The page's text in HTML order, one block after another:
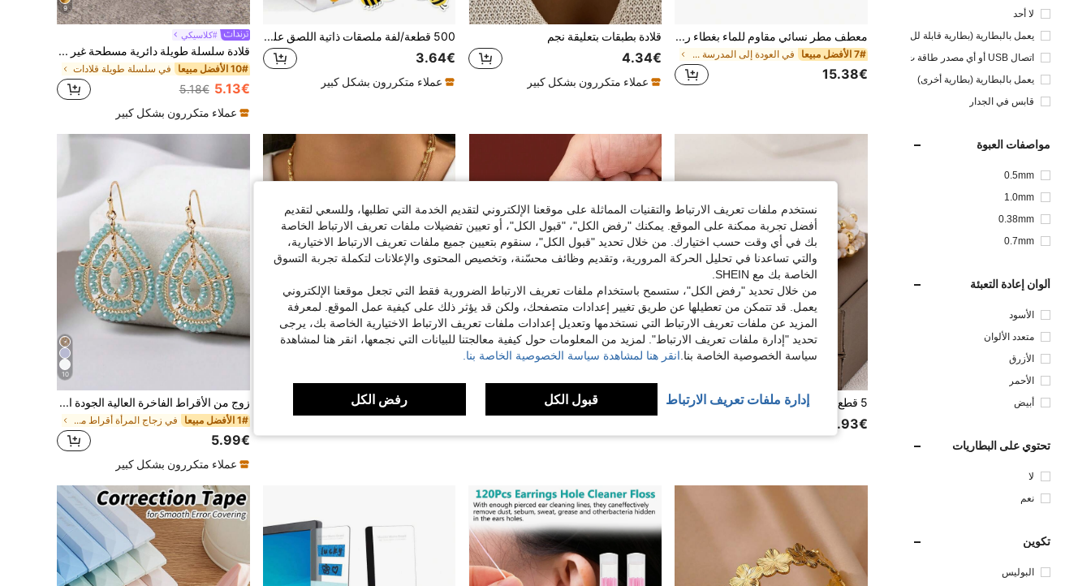
لا أحد
يعمل بالبطارية (بطارية قابلة لل
شحن)
اتصال USB أو أي مصدر طاقة ت
يار مستمر آخر
يعمل بالبطارية (بطارية أخرى)
قابس في الجدار
مواصفات العبوة
0.5mm
1.0mm
0.38mm
0.7mm
ألوان إعادة التعبئة
الأسود
متعدد الألوان
الأزرق
الأحمر
أبيض
تحتوي على البطاريات
لا
نعم
تكوين
البوليس
معطف مطر نسائي مقاوم للماء بغطاء رأس - بنمط مربعات ، ملابس رياضية مع جيوب وإغلاق سحاب عازل ، هدايا يوم الصديقات ، كلب صغير ، كرنفال ، ديكورات الحفلات ، اختيارات الربيع والصيف ، هدايا وصيفات العروس ، غرفة ، شاطئ ، سفر ، للرجال ، للنساء ، هدية عيد الأم ، حديقة ، صيف ، شاطئ ، لين ، تخرج ، تهنئة الخريج ، أدوات محمولة ، أساسيات الصيف ، محمول للصيف
7# الأفضل مبيعا في العودة إلى المدرسة ملابس المطر
15.38€
قلادة بطبقات بتعليقة نجم
4.34€
عملاء متكررون بشكل كبير
500 قطعة/لفة ملصقات ذاتية اللصق على شكل نحلة كرتونية، نحلة صغيرة مجتهدة لمكافأة المعلم، تحفيز المدرسة، لفة ملصقات كرتونية DIY، ملصقات PVC مقاومة للماء، لوازم مدرسية، العودة إلى المدرسة
3.64€
عملاء متكررون بشكل كبير
9
#كلاسيكي
قلادة سلسلة طويلة دائرية مسطحة غير متماثلة من 7 طبقات من السبائك عصرية بسيطة قطعة واحدة للنساء
10# الأفضل مبيعا في سلسلة طويلة قلادات
5.13€
5.18€
عملاء متكررون بشكل كبير
5 قطع من أساور شاشات إلكترونية ذات تصميم بوهيمي أنيق وضفائر مصنوعة من الخرز الزجاجي للنساء (العد اليدوي للخرز والحجم والوضع عشوائي)
4.93€
10
زوج من الأقراط الفاخرة العالية الجودة المصنوعة يدويًا بالخرز المنسوج بشكل قطرة الدمع ودائري باللون الرمادي والأسود والأخضر والوردي والأبيض والبرتقالي والبنفسجي والشمبانيا، بطراز بوهيمي مناسب للاستخدام اليومي والعطلات والحفلات والهدايا
1# الأفضل مبيعا في زجاج المرأة أقراط متدلية
5.99€
عملاء متكررون بشكل كبير
نستخدم ملفات تعريف الارتباط والتقنيات المماثلة على موقعنا الإلكتروني لتقديم الخدمة التي تطلبها، وللسعي لتقديم
أفضل تجربة ممكنة على الموقع. يمكنك "رفض الكل"، "قبول الكل"، أو تعيين تفضيلات ملفات تعريف الارتباط الخاصة
بك في أي وقت حسب اختيارك. من خلال تحديد "قبول الكل"، سنقوم بتعيين جميع ملفات تعريف الارتباط الاختيارية،
والتي تساعدنا في تحليل الحركة المرورية، وتقديم وظائف محسّنة، وتخصيص المحتوى والإعلانات لتكملة تجربة التسوق
الخاصة بك مع SHEIN.
من خلال تحديد "رفض الكل"، ستسمح باستخدام ملفات تعريف الارتباط الضرورية فقط التي تجعل موقعنا الإلكتروني
يعمل. قد تتمكن من تعطيلها عن طريق تغيير إعدادات متصفحك، ولكن قد يؤثر ذلك على كيفية عمل الموقع. لمعرفة
المزيد عن ملفات تعريف الارتباط التي نستخدمها وتعديل إعدادات ملفات تعريف الارتباط الاختيارية الخاصة بك، يرجى
تحديد "إدارة ملفات تعريف الارتباط". لمزيد من المعلومات حول كيفية معالجتنا للبيانات التي نجمعها، انقر هنا لمشاهدة
سياسة الخصوصية الخاصة بنا. انقر هنا لمشاهدة سياسة الخصوصية الخاصة بنا.
إدارة ملفات تعريف الارتباط قبول الكل رفض الكل